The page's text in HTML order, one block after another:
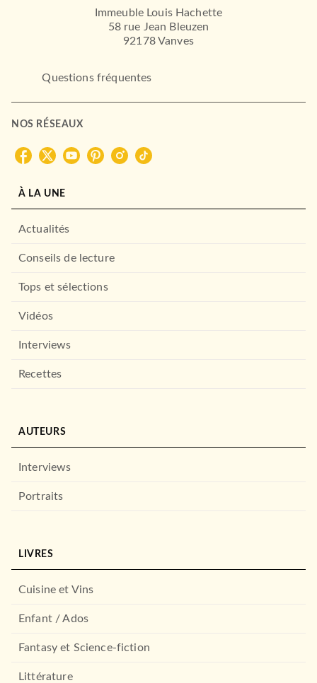
Immeuble Louis Hachette
58 rue Jean Bleuzen
92178 Vanves
Questions fréquentes
NOS RÉSEAUX
À LA UNE
Actualités
Conseils de lecture
Tops et sélections
Vidéos
Interviews
Recettes
AUTEURS
Interviews
Portraits
LIVRES
Cuisine et Vins
Enfant / Ados
Fantasy et Science-fiction
Littérature